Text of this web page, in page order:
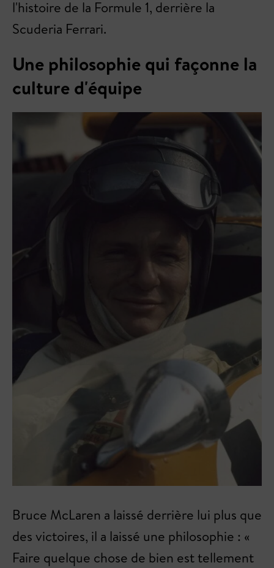
l'histoire de la Formule 1, derrière la
Scuderia Ferrari.
Une philosophie qui façonne la
culture d'équipe
Bruce McLaren a laissé derrière lui plus que
des victoires, il a laissé une philosophie : «
Faire quelque chose de bien est tellement